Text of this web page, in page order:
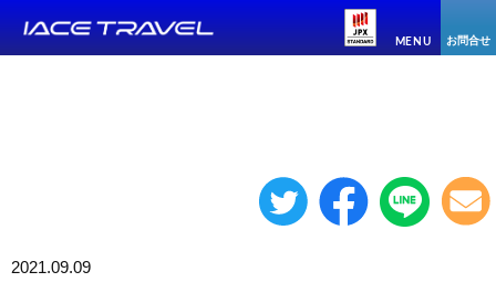
MENU お問合せ
2021.09.09